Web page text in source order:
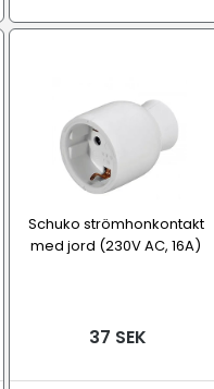
Schuko strömhonkontakt
med jord (230V AC, 16A)
37 SEK